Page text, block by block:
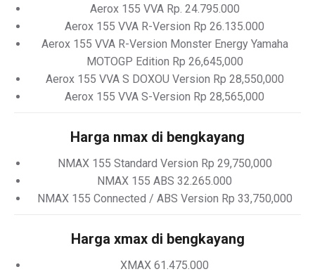
Aerox 155 VVA Rp. 24.795.000
Aerox 155 VVA R-Version Rp 26.135.000
Aerox 155 VVA R-Version Monster Energy Yamaha
MOTOGP Edition Rp 26,645,000
Aerox 155 VVA S DOXOU Version Rp 28,550,000
Aerox 155 VVA S-Version Rp 28,565,000
Harga nmax di bengkayang
NMAX 155 Standard Version Rp 29,750,000
NMAX 155 ABS 32.265.000
NMAX 155 Connected / ABS Version Rp 33,750,000
Harga xmax di bengkayang
XMAX 61.475.000